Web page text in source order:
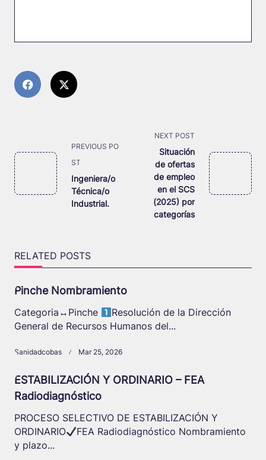
class="nav-
subtitle
screen-
reader-
PREVIOUS PO
ST
Ingeniera/o
Técnica/o
Industrial.
NEXT POST
Situación
de ofertas
de empleo
en el SCS
(2025) por
categorías
RELATED POSTS
Pinche Nombramiento
Categoria ↔️ Pinche
Resolución de la Dirección
General de Recursos Humanos del...
Sanidadcobas Mar 25, 2026
ESTABILIZACIÓN Y ORDINARIO – FEA
Radiodiagnóstico
PROCESO SELECTIVO DE ESTABILIZACIÓN Y
ORDINARIO
FEA Radiodiagnóstico Nombramiento
y plazo...